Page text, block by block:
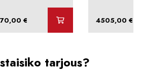
€ Hintaluokka:
4505,00 €
tarjous?